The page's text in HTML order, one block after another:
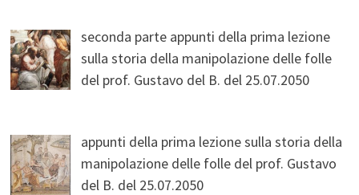
seconda parte appunti della prima lezione
sulla storia della manipolazione delle folle
del prof. Gustavo del B. del 25.07.2050
appunti della prima lezione sulla storia della
manipolazione delle folle del prof. Gustavo
del B. del 25.07.2050